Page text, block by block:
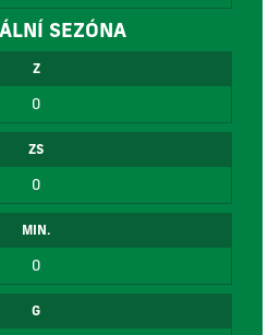
SEZÓNA
Z
0
ZS
0
MIN.
0
G